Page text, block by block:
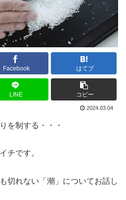
Facebook はてブ
LINE コピー
2024.03.04
を制する・・・
チです。
切れない「潮」についてお話し